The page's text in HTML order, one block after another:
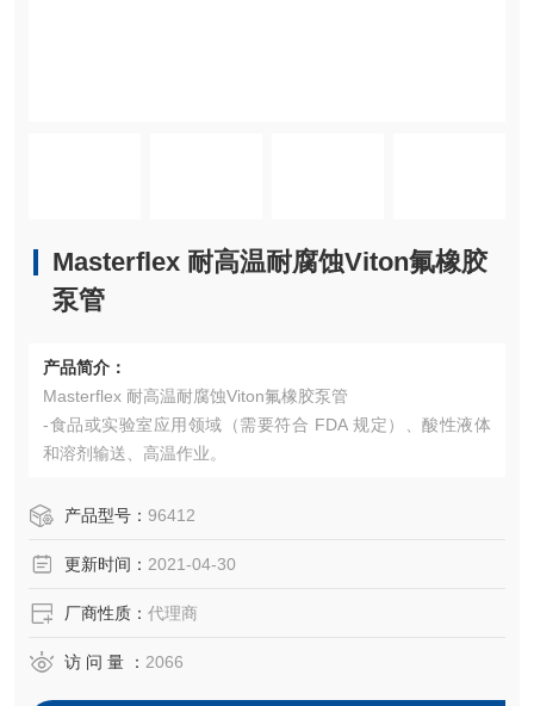
Masterflex 耐高温耐腐蚀Viton氟橡胶
泵管
产品简介：
Masterflex 耐高温耐腐蚀Viton氟橡胶泵管
-食品或实验室应用领域（需要符合 FDA 规定）、酸性液体
和溶剂输送、高温作业。
产品型号： 96412
更新时间： 2021-04-30
厂商性质： 代理商
访 问 量 ： 2066